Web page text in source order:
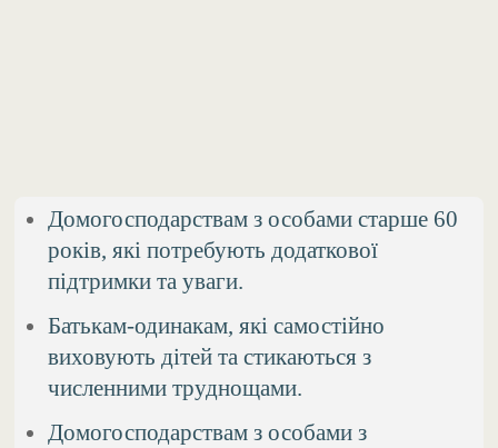
Домогосподарствам з особами старше 60
років, які потребують додаткової
підтримки та уваги.
Батькам-одинакам, які самостійно
виховують дітей та стикаються з
численними труднощами.
Домогосподарствам з особами з